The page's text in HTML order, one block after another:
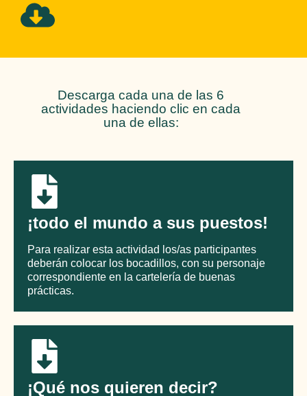
Descarga cada una de las 6
actividades haciendo clic en cada
una de ellas:
¡todo el mundo a sus puestos!
Para realizar esta actividad los/as participantes
deberán colocar los bocadillos, con su personaje
correspondiente en la cartelería de buenas
prácticas.
¡Qué nos quieren decir?